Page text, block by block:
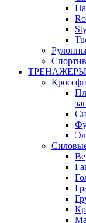
ТРЕНАЖЕРЫ